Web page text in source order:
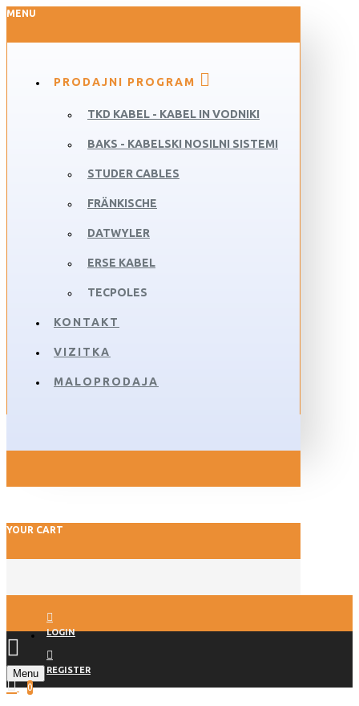
MENU
PRODAJNI PROGRAM
TKD KABEL - KABEL IN VODNIKI
BAKS - KABELSKI NOSILNI SISTEMI
STUDER CABLES
FRÄNKISCHE
DATWYLER
ERSE KABEL
TECPOLES
KONTAKT
VIZITKA
MALOPRODAJA
YOUR CART
LOGIN
REGISTER
Menu
0